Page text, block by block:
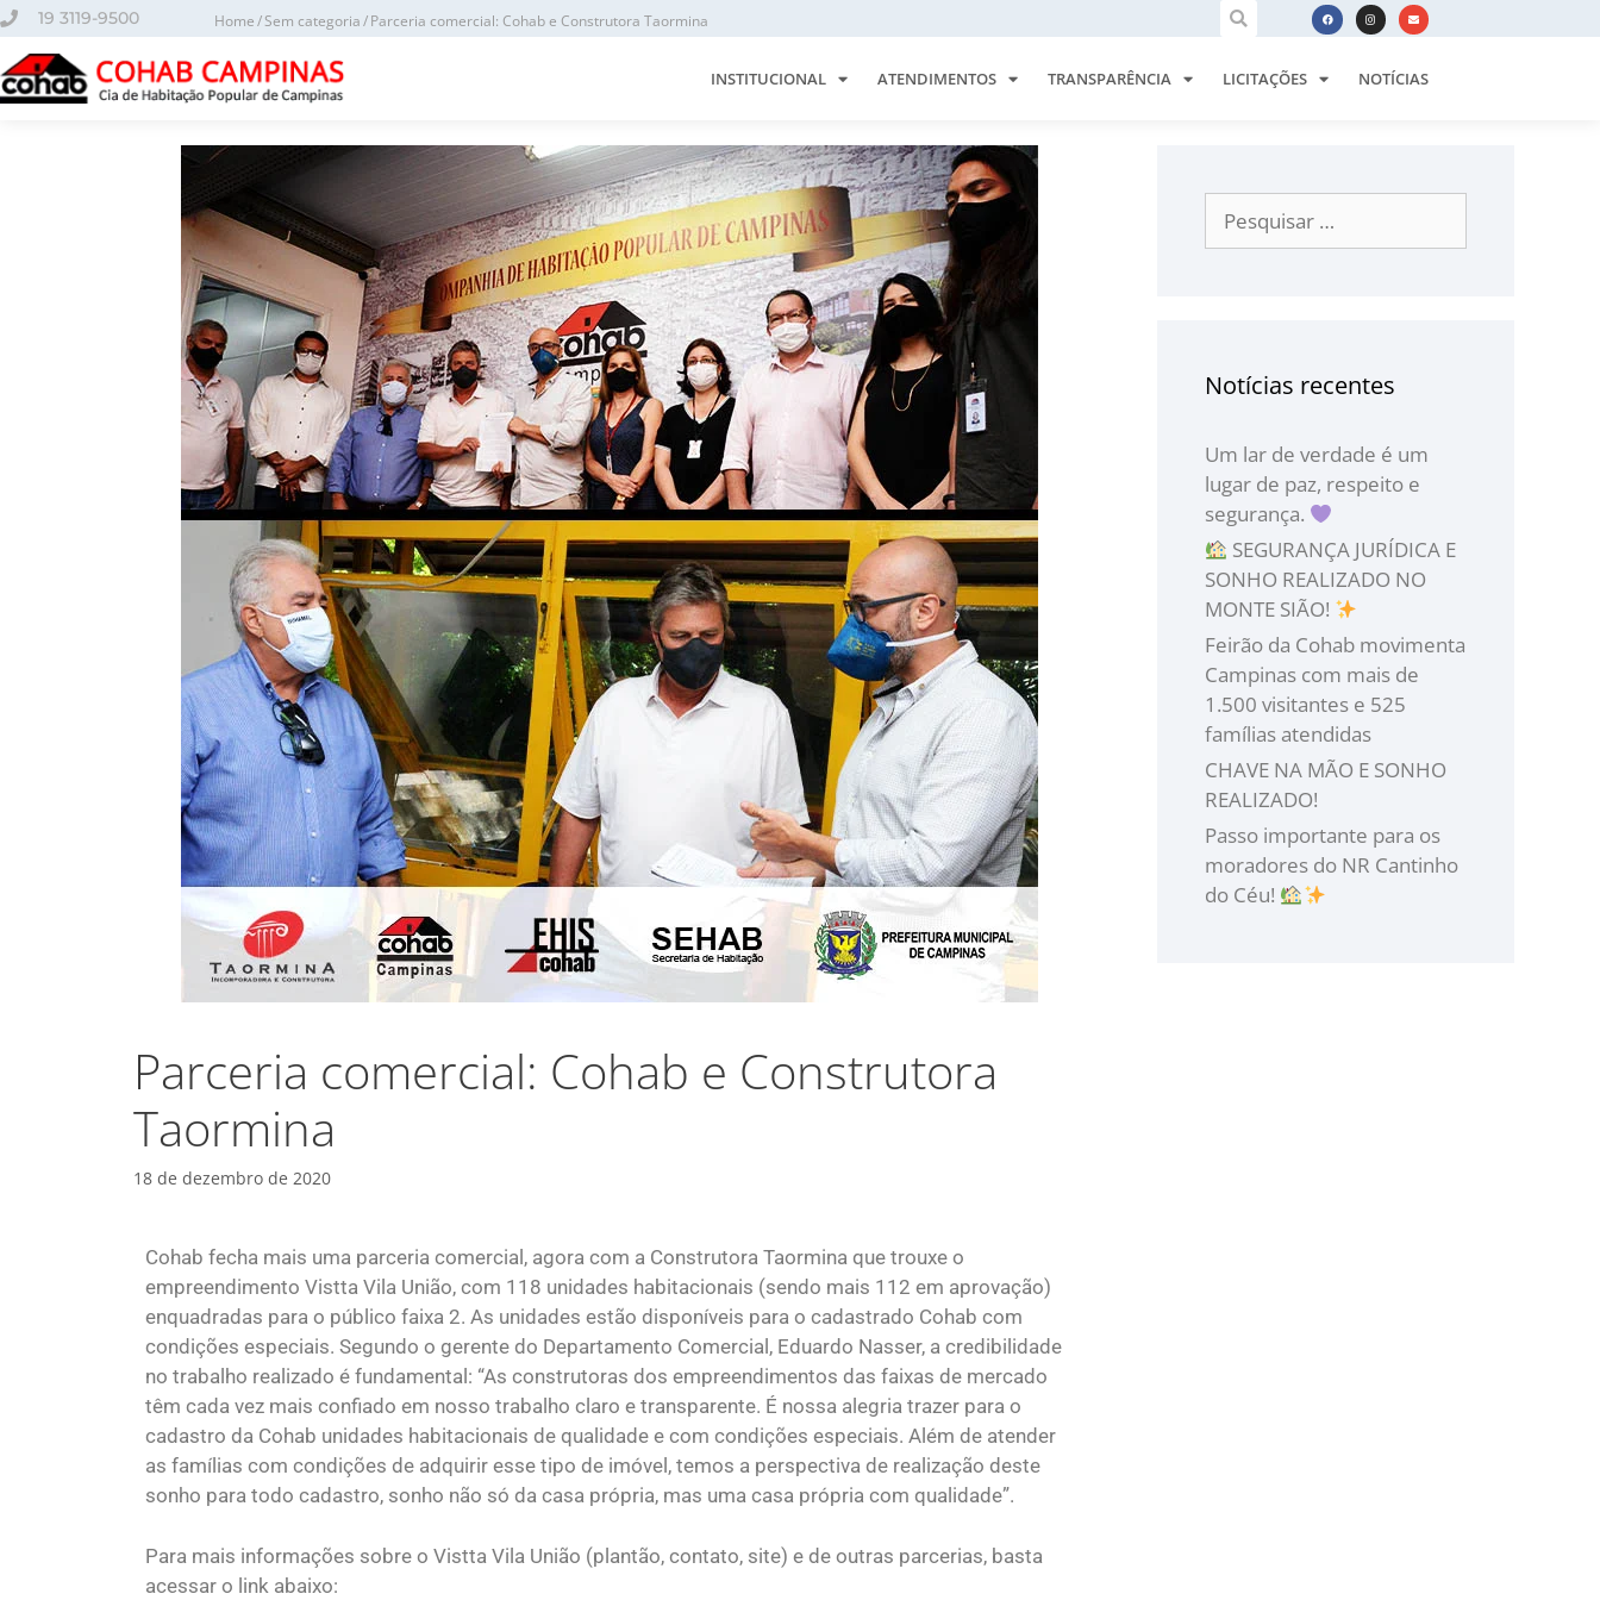
conteúdo
19 3119-9500 Home Sem categoria Parceria comercial: Cohab e Construtora Taormina
INSTITUCIONAL ATENDIMENTOS TRANSPARÊNCIA LICITAÇÕES NOTÍCIAS
Parceria comercial: Cohab e Construtora
Taormina
18 de dezembro de 2020
Cohab fecha mais uma parceria comercial, agora com a Construtora Taormina que trouxe o
empreendimento Vistta Vila União, com 118 unidades habitacionais (sendo mais 112 em aprovação)
enquadradas para o público faixa 2. As unidades estão disponíveis para o cadastrado Cohab com
condições especiais. Segundo o gerente do Departamento Comercial, Eduardo Nasser, a credibilidade
no trabalho realizado é fundamental: “As construtoras dos empreendimentos das faixas de mercado
têm cada vez mais confiado em nosso trabalho claro e transparente. É nossa alegria trazer para o
cadastro da Cohab unidades habitacionais de qualidade e com condições especiais. Além de atender
as famílias com condições de adquirir esse tipo de imóvel, temos a perspectiva de realização deste
sonho para todo cadastro, sonho não só da casa própria, mas uma casa própria com qualidade”.
Para mais informações sobre o Vistta Vila União (plantão, contato, site) e de outras parcerias, basta
acessar o link abaixo:
Notícias recentes
Um lar de verdade é um
lugar de paz, respeito e
segurança.
SEGURANÇA JURÍDICA E
SONHO REALIZADO NO
MONTE SIÃO!
Feirão da Cohab movimenta
Campinas com mais de
1.500 visitantes e 525
famílias atendidas
CHAVE NA MÃO E SONHO
REALIZADO!
Passo importante para os
moradores do NR Cantinho
do Céu!